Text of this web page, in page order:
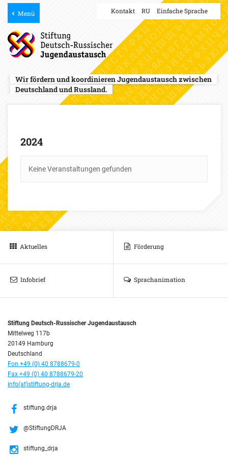
Menü Kontakt RU Einfache Sprache
Wir fördern und koordinieren Jugendaustausch zwischen
Deutschland und Russland.
2024
Keine Veranstaltungen gefunden
Aktuelles Förderung
Infobrief Sprachanimation
Stiftung Deutsch-Russischer Jugendaustausch
Mittelweg 117b
20149 Hamburg
Deutschland
Fon +49 (0) 40 8788679-0
Fax +49 (0) 40 8788679-20
info(at)stiftung-drja.de
stiftung.drja
@StiftungDRJA
stiftung_drja